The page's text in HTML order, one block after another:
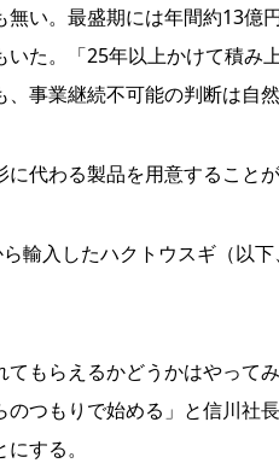
無い。最盛期には年間約13億
た。「25年以上かけて積み
事業継続不可能の判断は自
代わる製品を用意することが
輸入したハクトウスギ（以
もらえるかどうかはやって
つもりで始める」と信川社
する。